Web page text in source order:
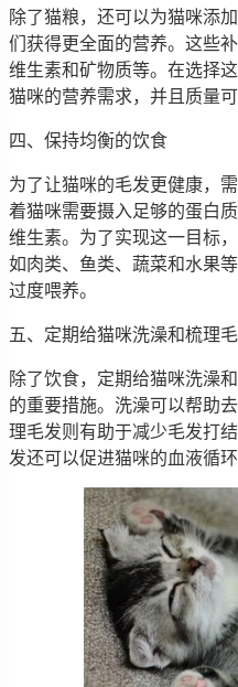
除了猫粮，还可以为猫咪添
们获得更全面的营养。这些
维生素和矿物质等。在选择
猫咪的营养需求，并且质量可
四、保持均衡的饮食
为了让猫咪的毛发更健康，
着猫咪需要摄入足够的蛋白
维生素。为了实现这一目标
如肉类、鱼类、蔬菜和水果
过度喂养。
五、定期给猫咪洗澡和梳理
除了饮食，定期给猫咪洗澡
的重要措施。洗澡可以帮助
理毛发则有助于减少毛发打
发还可以促进猫咪的血液循